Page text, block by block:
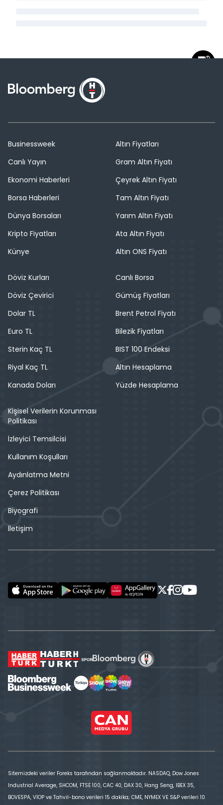
Businessweek
Canlı Yayın
Ekonomi Haberleri
Borsa Haberleri
Dünya Borsaları
Kripto Fiyatları
Künye
Altın Fiyatları
Gram Altın Fiyatı
Çeyrek Altın Fiyatı
Tam Altın Fiyatı
Yarım Altın Fiyatı
Ata Altın Fiyatı
Altın ONS Fiyatı
Döviz Kurları
Döviz Çevirici
Dolar TL
Euro TL
Sterin Kaç TL
Riyal Kaç TL
Kanada Doları
Canlı Borsa
Gümüş Fiyatları
Brent Petrol Fiyatı
Bilezik Fiyatları
BIST 100 Endeksi
Altın Hesaplama
Yüzde Hesaplama
Kişisel Verilerin Korunması
Politikası
İzleyici Temsilcisi
Kullanım Koşulları
Aydınlatma Metni
Çerez Politikası
Biyografi
İletişim
Sitemizdeki veriler Foreks tarafından sağlanmaktadır. NASDAQ, Dow Jones
Industrial Average, SHCOM, FTSE 100, CAC 40, DAX 30, Hang Seng, IBEX 35,
BOVESPA, VİOP ve Tahvil-bono verileri 15 dakika; CME, NYMEX VE S&P verileri 10